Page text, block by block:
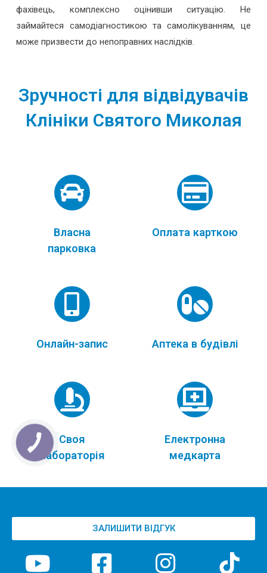
фахівець, комплексно оцінивши ситуацію. Не
займайтеся самодіагностикою та самолікуванням, це
може призвести до непоправних наслідків.
Зручності для відвідувачів
Клініки Святого Миколая
Власна
парковка
Оплата карткою
Онлайн-запис Аптека в будівлі
Своя
лабораторія
Електронна
медкарта
ЗАЛИШИТИ ВІДГУК